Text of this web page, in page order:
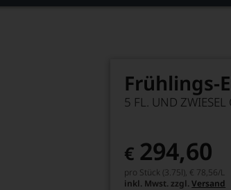
Frühlings-
5 FL. UND ZWIESEL
€ 294,60
pro Stück (3.75l), € 78,56/L
inkl. Mwst. zzgl.Versand